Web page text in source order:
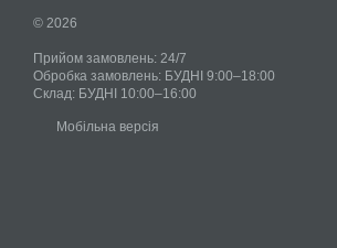
© 2026
Прийом замовлень: 24/7
Обробка замовлень: БУДНІ 9:00–18:00
Склад: БУДНІ 10:00–16:00
Мобільна версія